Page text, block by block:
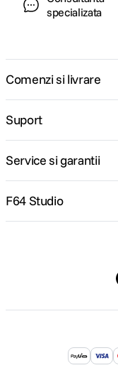
specializata
Comenzi si livrare
Suport
Service si garantii
F64 Studio